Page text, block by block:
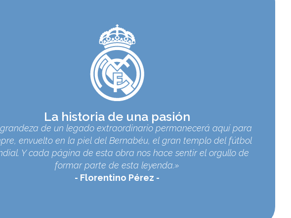
La historia de una pasión
de un legado extraordinario permanecerá aquí para
envuelto en la piel del Bernabéu, el gran templo del fútbol
Y cada página de esta obra nos hace sentir el orgullo de
formar parte de esta leyenda.»
Florentino Pérez